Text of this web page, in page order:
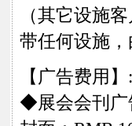
（其它设施
带任何设施
【广告费用】:
◆展会会刊广